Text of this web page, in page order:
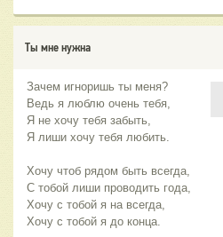
Ты мне нужна
Зачем игноришь ты меня?
Ведь я люблю очень тебя,
Я не хочу тебя забыть,
Я лиши хочу тебя любить.
Хочу чтоб рядом быть всегда,
С тобой лиши проводить года,
Хочу с тобой я на всегда,
Хочу с тобой я до конца.